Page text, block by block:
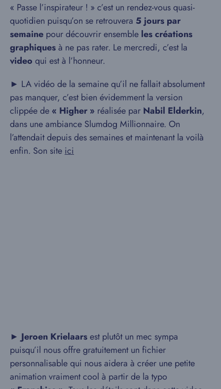
« Passe l’inspirateur ! » c’est un rendez-vous quasi-
quotidien puisqu’on se retrouvera 5 jours par
semaine pour découvrir ensemble les créations
graphiquesà ne pas rater. Le mercredi, c’est la
video qui est à l’honneur.
► LA vidéo de la semaine qu’il ne fallait absolument
pas manquer, c’est bien évidemment la version
clippée de« Higher » réalisée par Nabil Elderkin,
dans une ambiance Slumdog Millionnaire. On
l’attendait depuis des semaines et maintenant la voilà
enfin. Son site ici
► Jeroen Krielaarsest plutôt un mec sympa
puisqu’il nous offre gratuitement un fichier
personnalisable qui nous aidera à créer une petite
animation vraiment cool à partir de la typo